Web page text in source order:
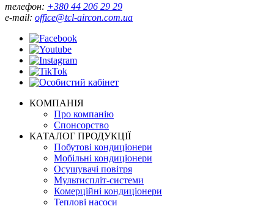
телефон: +380 44 206 29 29
e-mail: office@tcl-aircon.com.ua
КОМПАНІЯ
Про компанію
Спонсорство
КАТАЛОГ ПРОДУКЦІЇ
Побутові кондиціонери
Мобільні кондиціонери
Осушувачі повітря
Мультиспліт-системи
Комерційні кондиціонери
Теплові насоси